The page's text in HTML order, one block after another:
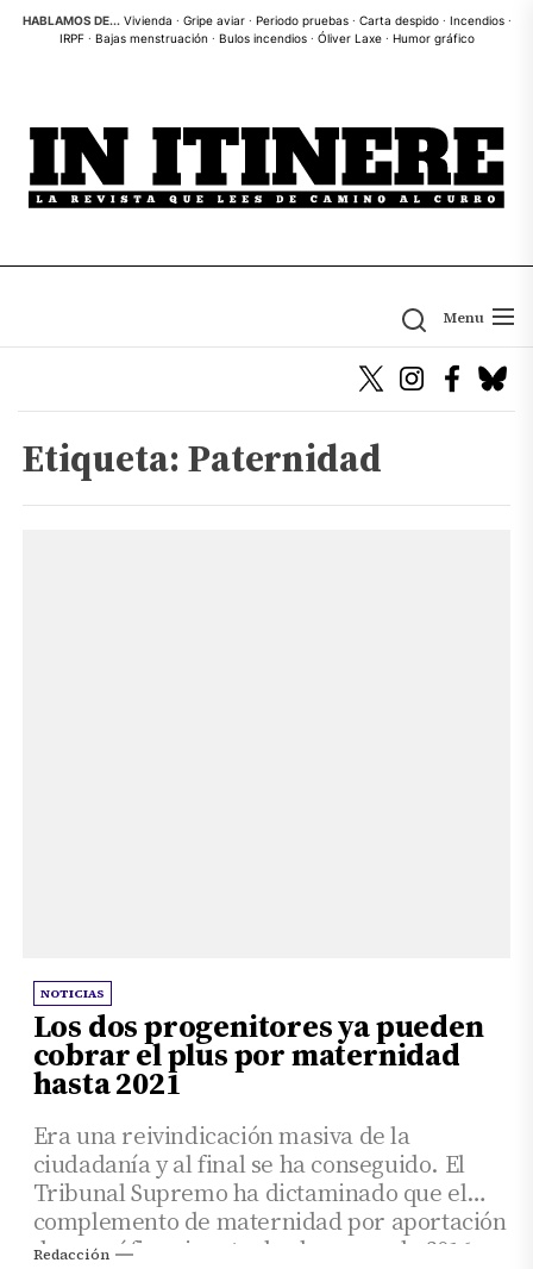
SkipHABLAMOS DE... Vivienda · Gripe aviar· Periodo pruebas· Carta despido· Incendios·
IRPF· Bajas menstruación · Bulos incendios· Óliver Laxe· Humor gráfico
Menu
Etiqueta:Paternidad
NOTICIAS
Los dos progenitores ya pueden
cobrar el plus por maternidad
hasta 2021
Era una reivindicación masiva de la
ciudadanía y al final se ha conseguido. El
Tribunal Supremo ha dictaminado que el
complemento de maternidad por aportación
demográfica vigente desde enero de 2016
Redacción